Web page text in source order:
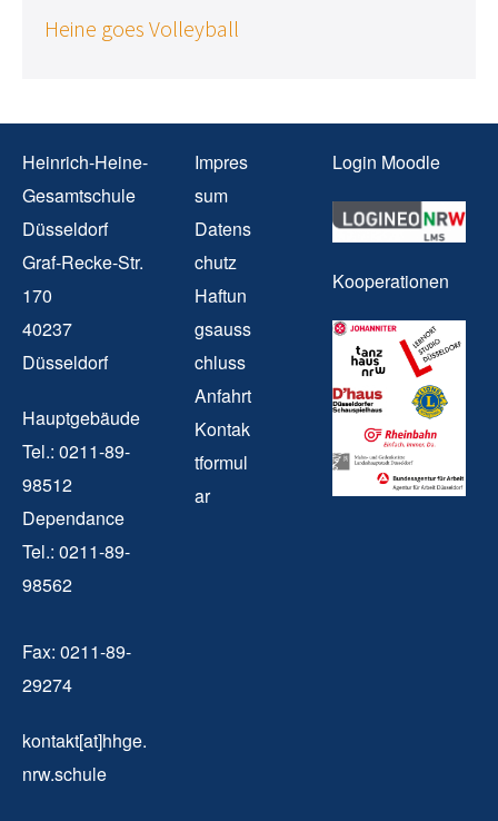
Heine goes Volleyball
Heinrich-Heine-
Gesamtschule
Düsseldorf
Graf-Recke-Str.
170
40237
Düsseldorf
Hauptgebäude
Tel.: 0211-89-
98512
Dependance
Tel.: 0211-89-
98562
Fax: 0211-89-
29274
kontakt[at]hhge.
nrw.schule
Impres
sum
Datens
chutz
Haftun
gsauss
chluss
Anfahrt
Kontak
tformul
ar
Login Moodle
Kooperationen